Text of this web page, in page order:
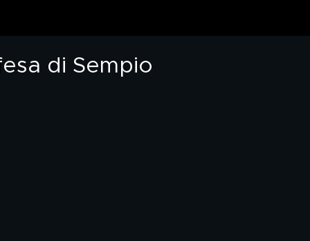
Garlasco, la difesa di
di Sempio